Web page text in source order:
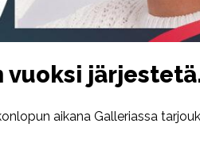
aikana Galleriassa